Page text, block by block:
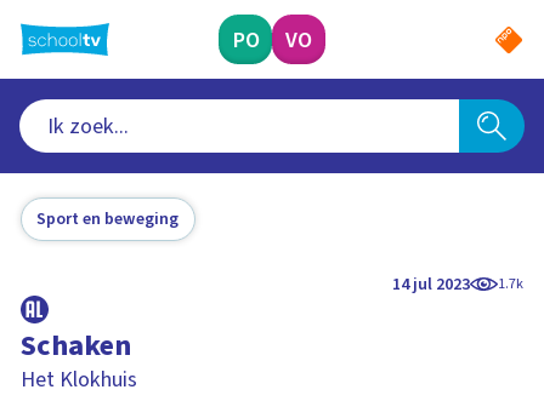
naar
hoofdinhoud
PO VO
Sport en beweging
14 jul 2023 1.7k
Schaken
Het Klokhuis